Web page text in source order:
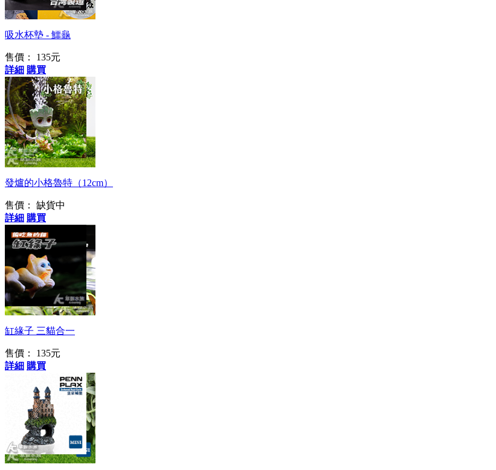
吸水杯墊 - 鱷龜
售價：
135元
詳細 購買
I am Groot
發爐的小格魯特（12cm）
售價：
缺貨中
詳細 購買
三種可愛貓咪
缸緣子 三貓合一
售價：
135元
詳細 購買
童話般的城堡